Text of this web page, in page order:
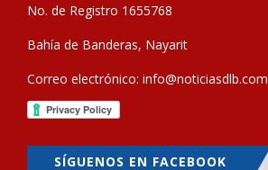
No. de Registro 1655768
Bahía de Banderas, Nayarit
Correo electrónico: info@noticiasdlb.com
SÍGUENOS EN FACEBOOK